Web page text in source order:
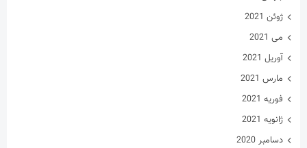
ژوئن 2021
می 2021
آوریل 2021
مارس 2021
فوریه 2021
ژانویه 2021
دسامبر 2020